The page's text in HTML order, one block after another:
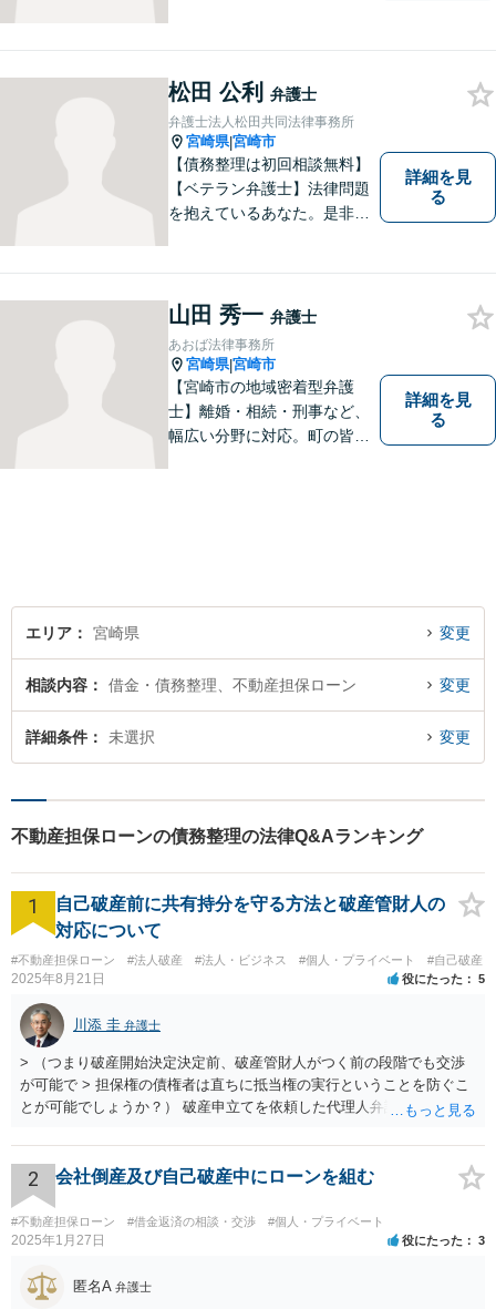
にご相談ください。迅速・適
切な解決を目指し尽力しま
す。
松田 公利 弁護士
弁護士法人松田共同法律事務所
宮崎県|宮崎市
【債務整理は初回相談無料】
【ベテラン弁護士】法律問題
を抱えているあなた。是非一
詳細を見
る
山田 秀一 弁護士
あおば法律事務所
宮崎県|宮崎市
【宮崎市の地域密着型弁護
士】離婚・相続・刑事など、
幅広い分野に対応。町の皆様
詳細を見
る
エリア 宮崎県 変更
相談内容 借金・債務整理、不動産担保ローン 変更
詳細条件 未選択 変更
不動産担保ローンの債務整理の法律Q&Aランキング
1
自己破産前に共有持分を守る方法と破産管財人の
対応について
#不動産担保ローン #法人破産 #法人・ビジネス #個人・プライベート #自己破産
2025年8月21日 役にたった 5
川添 圭 弁護士
> （つまり破産開始決定決定前、破産管財人がつく前の段階でも交渉
が可能で > 担保権の債権者は直ちに抵当権の実行ということを防ぐこ
とが可能でしょうか？） 破産申立てを依頼した代理人弁護士が売買に
が可能な場合もありますが、オーバーローン事案では売却代金が手元
に残らないことになるため、弁護士としても慎重な判断が求められま
す。 > 例えば弁護士費用を分割で積立するなど半年、１年かかる場合
でも かなり率直な（身も蓋もない）意見を述べると、担保に供されて
いる共有持分を親族が取得することで不動産を守りたいのであれば、
した方がよいと思います（弁護士費用の援助も馬鹿にならない金額で
2 会社倒産及び自己破産中にローンを組む
#不動産担保ローン #借金返済の相談・交渉 #個人・プライベート
2025年1月27日 役にたった 3
匿名A 弁護士